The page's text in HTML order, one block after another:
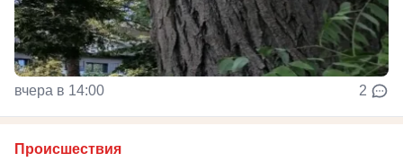
вчера в 14:00 2
Происшествия